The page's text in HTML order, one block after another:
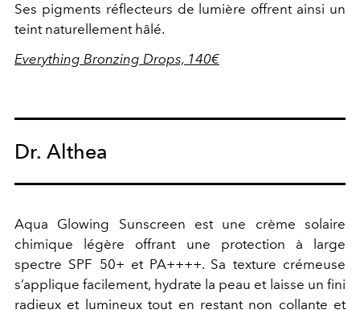
Ses pigments réflecteurs de lumière offrent ainsi un
teint naturellement hâlé.
Everything Bronzing Drops, 140€
Dr. Althea
Aqua Glowing Sunscreen est une crème solaire
chimique légère offrant une protection à large
spectre SPF 50+ et PA++++. Sa texture crémeuse
s’applique facilement, hydrate la peau et laisse un fini
radieux et lumineux tout en restant non collante et